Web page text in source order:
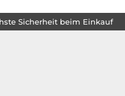
Sicherheit beim Einkauf